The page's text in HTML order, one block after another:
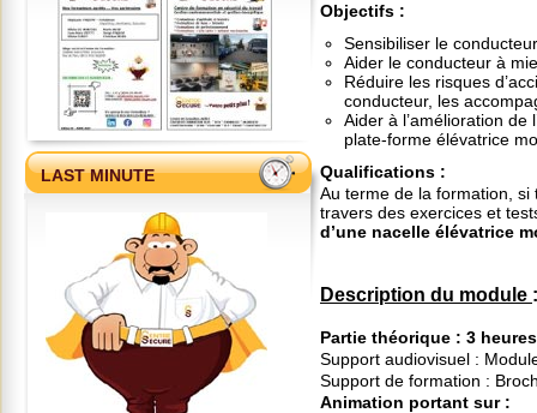
LAST MINUTE
Objectifs :
Sensibiliser le
Aider le conducteur à
Réduire les risques
conducteur, les
Aider à l’amélioration de
plate-forme élévatrice
Qualifications :
Au terme de la formation,
travers des exercices et
d’une nacelle élévatrice
Description du module :
Partie théorique : 3
Support audiovisuel :
Support de formation :
Animation portant sur :